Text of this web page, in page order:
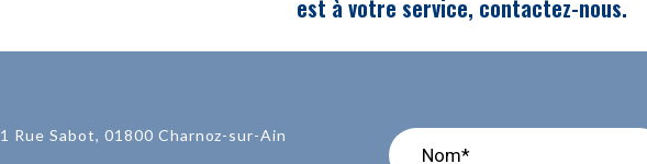
est à votre service, contactez-nous.
1 Rue Sabot, 01800 Charnoz-sur-Ain